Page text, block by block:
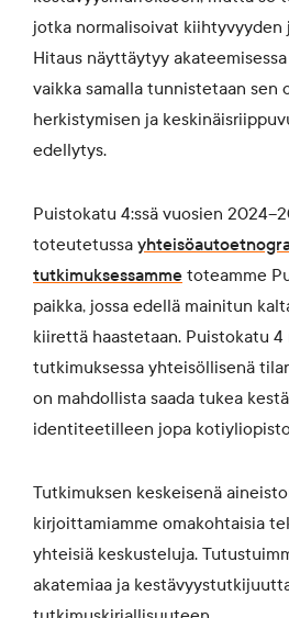
jotka normalisoivat kiihtyvyyden
Hitaus näyttäytyy
vaikka samalla tunnistetaan sen
herkistymisen ja
edellytys.
Puistokatu 4:ssä vuosien
toteutetussa
tutkimuksessamme toteamme
paikka, jossa edellä mainitun
kiirettä haastetaan. Puistokatu
tutkimuksessa yhteisöllisenä
on mahdollista saada tukea
identiteetilleen jopa
Tutkimuksen keskeisenä
kirjoittamiamme omakohtaisia
yhteisiä keskusteluja.
akatemiaa ja